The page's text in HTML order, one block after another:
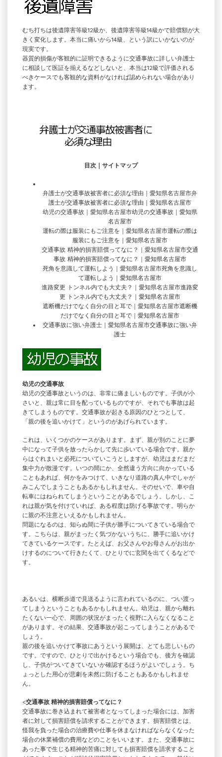
むち打ちは後遺障害等級12級か、後遺障害等級14級かで賠償額が大
きく変化します。本当に痛いから14級、という訳にいかないのが
現実です。
器質的損傷が客観的に証明できるように交通事故に詳しい弁護士
に相談して医証を揃えるなどしないと、本当は12級で評価される
べきケースでも客観的な資料がなければ認められない場合があり
ます。
目次｜サイトマップ
弁護士が交通事故被害者に必須な理由｜愛知県名古屋市弁
護士が交通事故被害者に必須な理由｜愛知県名古屋市
幼児の交通事故｜愛知県名古屋市幼児の交通事故｜愛知県
名古屋市
運転の際は服装にもご注意を｜愛知県名古屋市運転の際は
服装にもご注意を｜愛知県名古屋市
交通事故 精神的損害賠償ってなに？｜愛知県名古屋市交通
事故 精神的損害賠償ってなに？｜愛知県名古屋市
死角を意識して運転しよう｜愛知県名古屋市死角を意識し
て運転しよう｜愛知県名古屋市
進路変更 トンネル内でも大丈夫？｜愛知県名古屋市進路変
更 トンネル内でも大丈夫？｜愛知県名古屋市
遮断機だけでなく自分の目と耳で｜愛知県名古屋市遮断機
だけでなく自分の目と耳で｜愛知県名古屋市
交通事故に強い弁護士｜愛知県名古屋市交通事故に強い弁
護士
幼児の交通事故
幼児の交通事故というのは、非常に痛ましいものです。子供が小
さいと、親は常に目を配っているものですが、それでも事故は起
きてしまうものです。交通事故が起きる原因のひとつとして、
「親の後を追いかけて」というのがあげられています。
これは、いくつかのケースがあります。まず、親が別のことに夢
中になって子供を放ったらかして先に歩いている場合です。親か
らはぐれまいと必死についていこうとしますが、幼児はまだまだ
集中力が散漫です。いつの間にか、全然違う方向に向かっている
こともあれば、何かをみつけて、いきなり道路の真ん中でしゃが
みこんでしまうこともあるかもしれません。そのせいで、車や自
転車にはねられてしまうということがあるでしょう。しかし、こ
れは親が気を付けていれば、ある程度は防げる事故です。明らか
に親の不注意といえるかもしれません。
問題になるのは、知らぬ間に子供が勝手についてきている場合で
す。こちらは、親がまったく気づかないうちに、勝手に追いかけ
てきているケースです。たとえば、お父さんやお母さんがお出か
けするのについて行きたくて、ひとりでに玄関を出てくるなどで
す。
あるいは、横断歩道で見送るように言われているのに、つい渡っ
てしまうということもあるかもしれません。幼児は、親から離れ
たくない一心で、周囲の状況がまったく視野に入らなくなること
があります。その結果、交通事故が起こってしまうことがあるで
しょう。
親の後を追いかけて事故にあうという展開は、とても悲しいもの
です。ですので、ひとりで出かけるという場合でも、後方を確認
し、子供がついてきていないか確認するほうがよいでしょう。ち
ょっとした用心が悲劇を未然に防げることもあるかもしれませ
ん。
<交通事故 精神的損害賠償ってなに？
交通事故に巻き込まれて被害者となってしまった場合には、加害
者に対して損害賠償を請求することができます。損害賠償とは、
怪我を負った場合の治療費や仕事を休まなければならなくなった
場合の休業補償の費用などのことをいいます。また、交通事故に
あった事で生じる精神的苦痛に対しても損害賠償を請求すること